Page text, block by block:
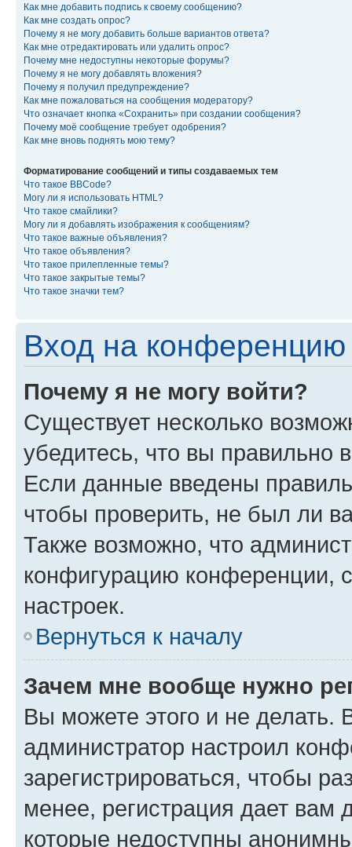
Как мне добавить подпись к своему сообщению?
Как мне создать опрос?
Почему я не могу добавить больше вариантов ответа?
Как мне отредактировать или удалить опрос?
Почему мне недоступны некоторые форумы?
Почему я не могу добавлять вложения?
Почему я получил предупреждение?
Как мне пожаловаться на сообщения модератору?
Что означает кнопка «Сохранить» при создании сообщения?
Почему моё сообщение требует одобрения?
Как мне вновь поднять мою тему?
Форматирование сообщений и типы создаваемых тем
Что такое BBCode?
Могу ли я использовать HTML?
Что такое смайлики?
Могу ли я добавлять изображения к сообщениям?
Что такое важные объявления?
Что такое объявления?
Что такое прилепленные темы?
Что такое закрытые темы?
Что такое значки тем?
Вход на конференцию
Почему я не могу войти?
Существует несколько
убедитесь, что вы правильно
Если данные введены
чтобы проверить, не был ли
Также возможно, что
конфигурацию конференции,
настроек.
Вернуться к началу
Зачем мне вообще нужно
Вы можете этого и не делать.
администратор настроил
зарегистрироваться, чтобы
менее, регистрация дает вам
которые недоступны